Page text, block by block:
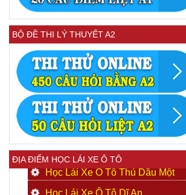
BỘ ĐỀ THI LÝ THUYẾT A2
ĐỊA ĐIỂM HỌC LÁI XE Ô TÔ
Học Lái Xe Ô Tô Thủ Dầu Một
Học Lái Xe Ô Tô Dĩ An